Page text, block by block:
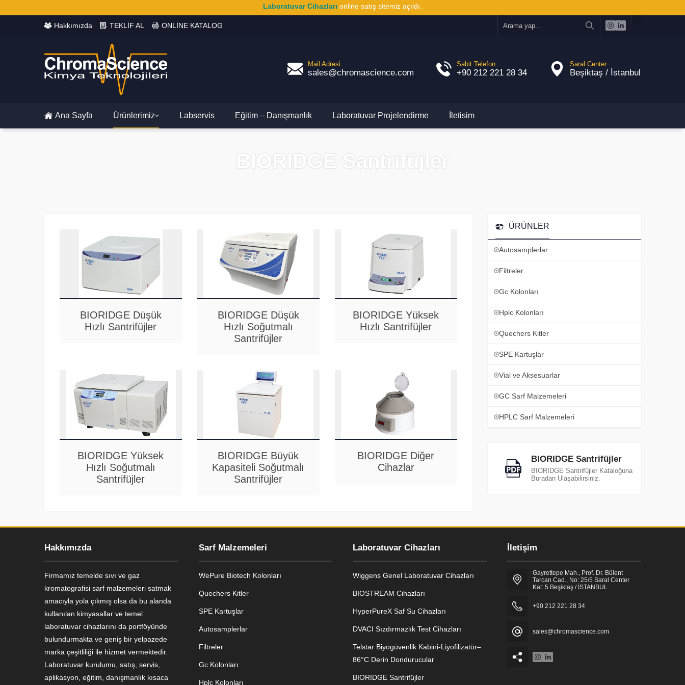
Laboratuvar Cihazları online satış sitemiz açıldı.
Hakkımızda TEKLİF AL ONLİNE KATALOG
Mail Adresi
sales@chromascience.com
Sabit Telefon
+90 212 221 28 34
Saral Center
Beşiktaş / İstanbul
Ana Sayfa Ürünlerimiz Labservis Eğitim – Danışmanlık Laboratuvar Projelendirme İletisim
BIORIDGE Santrifüjler
BIORIDGE Düşük
Hızlı Santrifüjler
BIORIDGE Düşük
Hızlı Soğutmalı
Santrifüjler
BIORIDGE Yüksek
Hızlı Santrifüjler
BIORIDGE Yüksek
Hızlı Soğutmalı
Santrifüjler
BIORIDGE Büyük
Kapasiteli Soğutmalı
Santrifüjler
BIORIDGE Diğer
Cihazlar
ÜRÜNLER
Autosamplerlar
Filtreler
Gc Kolonları
Hplc Kolonları
Quechers Kitler
SPE Kartuşlar
Vial ve Aksesuarlar
GC Sarf Malzemeleri
HPLC Sarf Malzemeleri
BIORIDGE Santrifüjler
BIORIDGE Santrifüjler Kataloğuna
Buradan Ulaşabilirsiniz.
Hakkımızda
Firmamız temelde sıvı ve gaz
kromatografisi sarf malzemeleri satmak
amacıyla yola çıkmış olsa da bu alanda
kullanılan kimyasallar ve temel
laboratuvar cihazlarını da portföyünde
bulundurmakta ve geniş bir yelpazede
marka çeşitliliği ile hizmet vermektedir.
Laboratuvar kurulumu, satış, servis,
aplikasyon, eğitim, danışmanlık kısaca
Sarf Malzemeleri
WePure Biotech Kolonları
Quechers Kitler
SPE Kartuşlar
Autosamplerlar
Filtreler
Gc Kolonları
Hplc Kolonları
Laboratuvar Cihazları
Wiggens Genel Laboratuvar Cihazları
BIOSTREAM Cihazları
HyperPureX Saf Su Cihazları
DVACI Sızdırmazlık Test Cihazları
Telstar Biyogüvenlik Kabini-Liyofilizatör–
86°C Derin Dondurucular
BIORIDGE Santrifüjler
İletişim
Gayrettepe Mah., Prof. Dr. Bülent
Tarcan Cad., No: 25/5 Saral Center
Kat: 5 Beşiktaş / İSTANBUL
+90 212 221 28 34
sales@chromascience.com
Genel Laboratuvar Cihazları